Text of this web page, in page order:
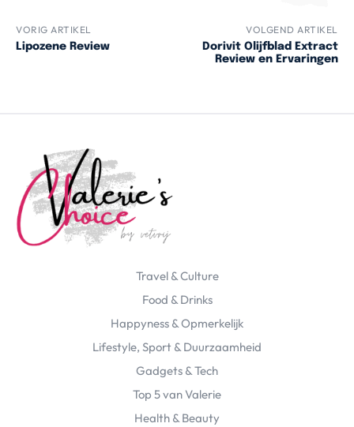
VORIG ARTIKEL
Lipozene Review
VOLGEND ARTIKEL
Dorivit Olijfblad Extract
Review en Ervaringen
Travel & Culture
Food & Drinks
Happyness & Opmerkelijk
Lifestyle, Sport & Duurzaamheid
Gadgets & Tech
Top 5 van Valerie
Health & Beauty